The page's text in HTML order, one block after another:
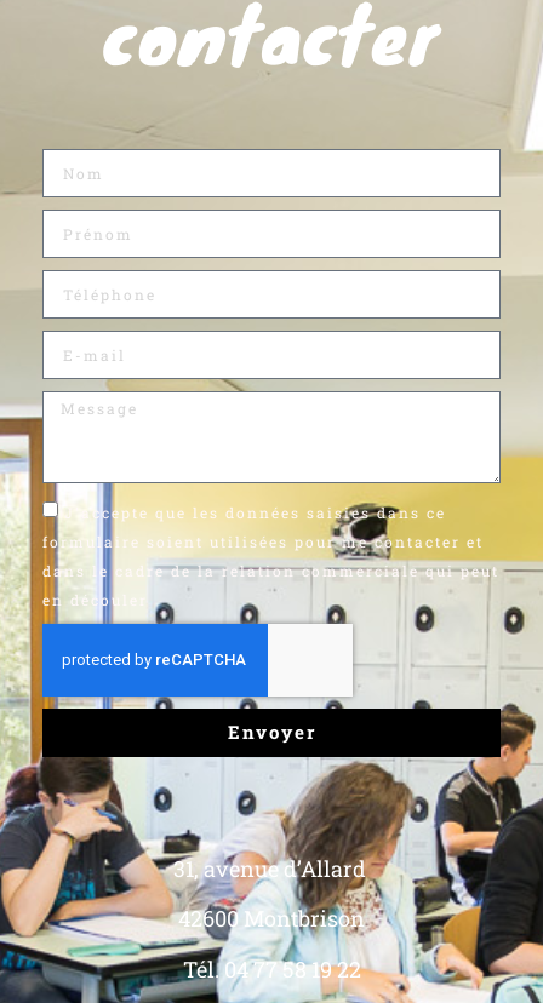
contacter
J'accepte que les données saisies dans ce
formulaire soient utilisées pour me contacter et
dans le cadre de la relation commerciale qui peut
en découler
Envoyer
31, avenue d’Allard
42600 Montbrison
Tél. 04 77 58 19 22